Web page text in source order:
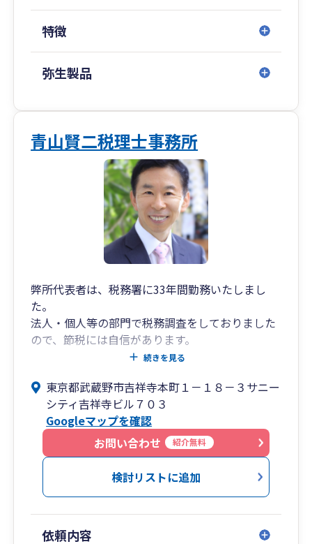
特徴
弥生製品
青山賢二税理士事務所
弊所代表者は、税務署に33年間勤務いたしまし
た。
法人・個人等の部門で税務調査をしておりました
ので、節税には自信があります。
法人税・相続税の申告、相続税対策はお任せくだ
続きを見る
東京都武蔵野市吉祥寺本町１－１８－３サニー
シティ吉祥寺ビル７０３
Googleマップを確認
お問い合わせ
紹介無料
検討リストに追加
依頼内容